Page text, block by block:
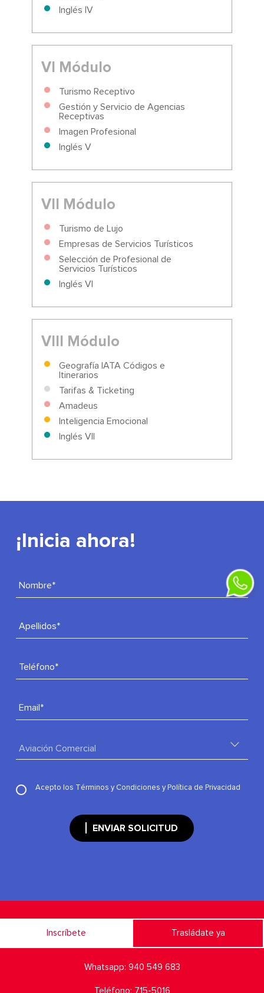
940
Inglés IV
VI Módulo
Turismo Receptivo
Gestión y Servicio de Agencias
Receptivas
Imagen Profesional
Inglés V
VII Módulo
Turismo de Lujo
Empresas de Servicios Turísticos
Selección de Profesional de
Servicios Turísticos
Inglés VI
VIII Módulo
Geografía IATA Códigos e
Itinerarios
Tarifas & Ticketing
Amadeus
Inteligencia Emocional
Inglés VII
¡Inicia ahora!
Nombre*
Apellidos*
Teléfono*
Email*
Acepto los Términos y Condiciones y Política de Privacidad
ENVIAR SOLICITUD
Inscríbete Trasládate ya
Whatsapp: 940 549 683
Teléfono: 715-5016